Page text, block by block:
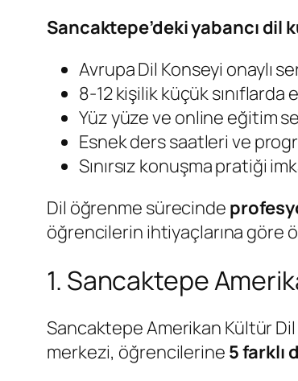
Sancaktepe’deki yabancı dil
Avrupa Dil Konseyi onaylı
8-12 kişilik küçük sınıflarda
Yüz yüze ve online eğitim
Esnek ders saatleri ve
Sınırsız konuşma pratiği
Dil öğrenme sürecinde
öğrencilerin ihtiyaçlarına göre
1. Sancaktepe
Sancaktepe Amerikan Kültür
merkezi, öğrencilerine 5 farklı